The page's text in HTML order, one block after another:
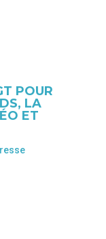
POUR
LA
ET